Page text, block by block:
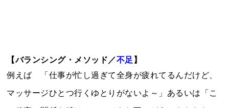
【バランシング・メソッド／不足 】
例えば 「仕事が忙し過ぎて全身が疲れてるんだけど、
マッサージひとつ行くゆとりがないよ～」あるいは「こ